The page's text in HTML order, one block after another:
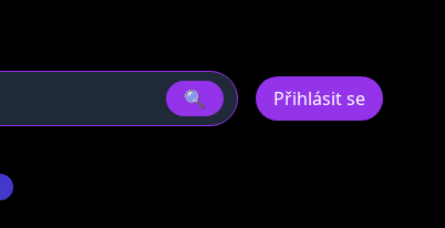
🔍 Přihlásit se